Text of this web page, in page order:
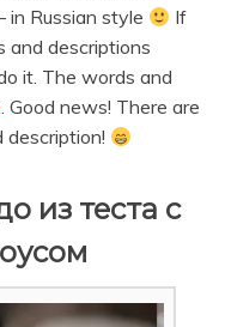
in Russian style
If
and descriptions
it. The words and
. Good news! There are
из теста с